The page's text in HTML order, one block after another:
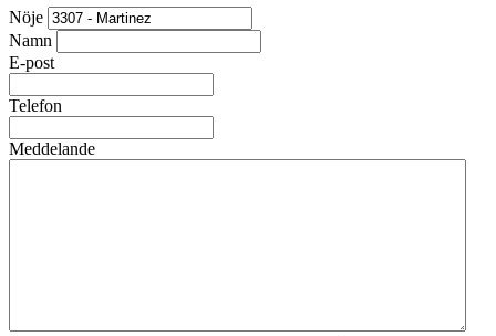
Nöje
Namn
E-post
Telefon
Meddelande